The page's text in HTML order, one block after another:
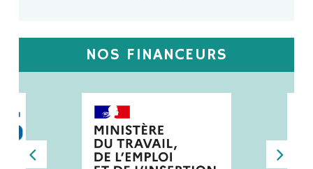
NOS FINANCEURS